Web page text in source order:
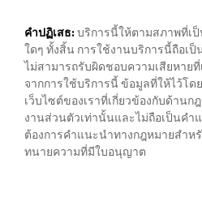
คำปฏิเสธ: บริการนี้ให้ตามสภาพที่เ
ใดๆ ทั้งสิ้น การใช้งานบริการนี้ถือเป็
ไม่สามารถรับผิดชอบความเสียหาย
จากการใช้บริการนี้ ข้อมูลที่ให้ไว้โด
เว็บไซต์ของเราที่เกี่ยวข้องกับด้านก
งานส่วนตัวเท่านั้นและไม่ถือเป็นค
ต้องการคำแนะนำทางกฎหมายสำห
ทนายความที่มีใบอนุญาต